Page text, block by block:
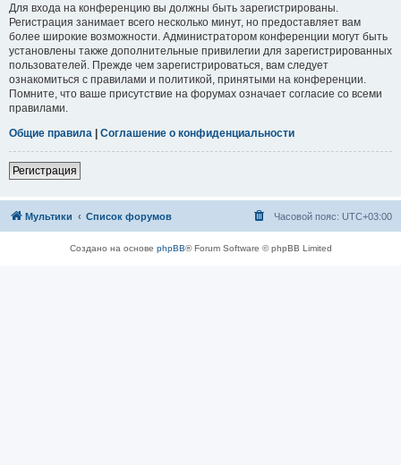
Для входа на конференцию вы должны быть зарегистрированы.
Регистрация занимает всего несколько минут, но предоставляет вам
более широкие возможности. Администратором конференции могут быть
установлены также дополнительные привилегии для зарегистрированных
пользователей. Прежде чем зарегистрироваться, вам следует
ознакомиться с правилами и политикой, принятыми на конференции.
Помните, что ваше присутствие на форумах означает согласие со всеми
правилами.
Общие правила | Соглашение о конфиденциальности
Регистрация
Мультики Список форумов Часовой пояс: UTC+03:00
Создано на основе phpBB® Forum Software © phpBB Limited